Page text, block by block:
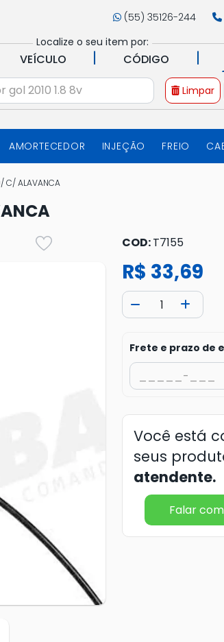
(55) 35126-244
Localize o seu item por:
VEÍCULO | CÓDIGO |
Limpar
AMORTECEDOR INJEÇÃO FREIO
C/ ALAVANCA
COD:T7155
R$ 33,69
Frete e prazo de
Você está
seus
atendente.
Falar